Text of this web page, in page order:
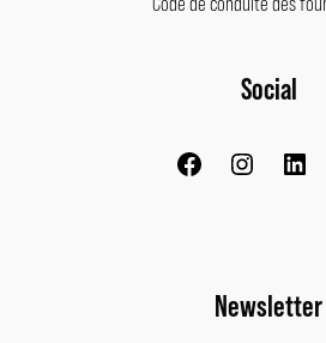
Social
Newsletter